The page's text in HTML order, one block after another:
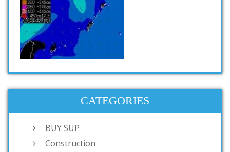
CATEGORIES
BUY SUP
Construction